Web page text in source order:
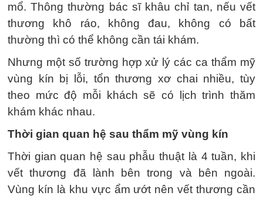
mổ. Thông thường bác sĩ khâu chỉ tan, nếu vết
thương khô ráo, không đau, không có bất
thường thì có thể không cần tái khám.
Nhưng một số trường hợp xử lý các ca thẩm mỹ
vùng kín bị lỗi, tổn thương xơ chai nhiều, tùy
theo mức độ mỗi khách sẽ có lịch trình thăm
khám khác nhau.
Thời gian quan hệ sau thẩm mỹ vùng kín
Thời gian quan hệ sau phẫu thuật là 4 tuần, khi
vết thương đã lành bên trong và bên ngoài.
Vùng kín là khu vực ẩm ướt nên vết thương cần